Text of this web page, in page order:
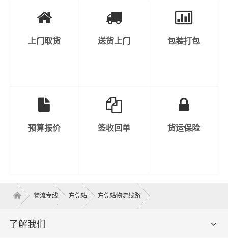
上门取货 送货上门 包装打包
预算报价 签收回单 货运保险
物流专线 东莞站 东莞站物流线路
了解我们